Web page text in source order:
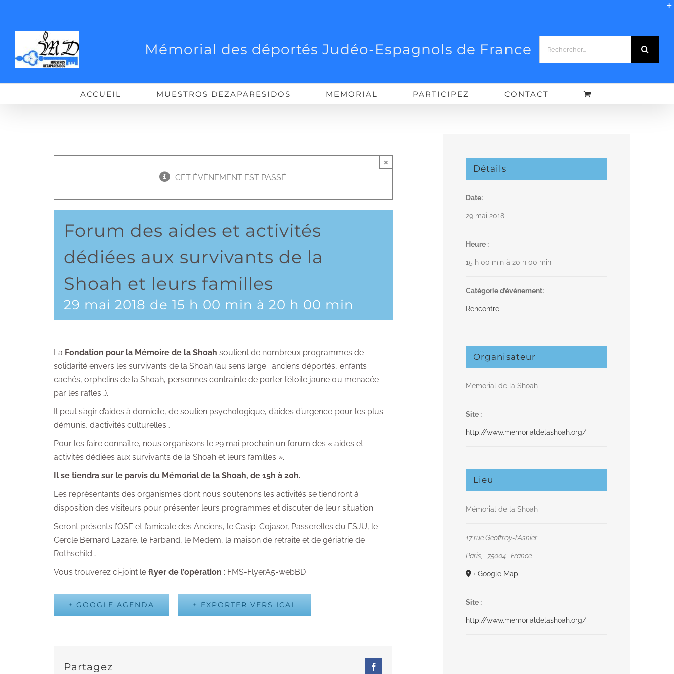
Mémorial des déportés Judéo-Espagnols de France
ACCUEIL MUESTROS DEZAPARESIDOS MEMORIAL PARTICIPEZ CONTACT
×
CET ÉVÈNEMENT EST PASSÉ
Forum des aides et activités
dédiées aux survivants de la
Shoah et leurs familles
29 mai 2018 de 15 h 00 min à 20 h 00 min
La Fondation pour la Mémoire de la Shoah soutient de nombreux programmes de
solidarité envers les survivants de la Shoah (au sens large : anciens déportés, enfants
cachés, orphelins de la Shoah, personnes contrainte de porter l’étoile jaune ou menacée
par les rafles…).
Il peut s’agir d’aides à domicile, de soutien psychologique, d’aides d’urgence pour les plus
démunis, d’activités culturelles…
Pour les faire connaître, nous organisons le 29 mai prochain un forum des « aides et
activités dédiées aux survivants de la Shoah et leurs familles ».
Il se tiendra sur le parvis du Mémorial de la Shoah, de 15h à 20h.
Les représentants des organismes dont nous soutenons les activités se tiendront à
disposition des visiteurs pour présenter leurs programmes et discuter de leur situation.
Seront présents l’OSE et l’amicale des Anciens, le Casip-Cojasor, Passerelles du FSJU, le
Cercle Bernard Lazare, le Farband, le Medem, la maison de retraite et de gériatrie de
Rothschild…
Vous trouverez ci-joint le flyer de l’opération : FMS-FlyerA5-webBD
+ GOOGLE AGENDA + EXPORTER VERS ICAL
Partagez
Détails
Date:
29 mai 2018
Heure :
15 h 00 min à 20 h 00 min
Catégorie d’évènement:
Rencontre
Organisateur
Mémorial de la Shoah
Site :
http://www.memorialdelashoah.org/
Lieu
Mémorial de la Shoah
17 rue Geoffroy-l’Asnier
Paris 75004 France
+ Google Map
Site :
http://www.memorialdelashoah.org/